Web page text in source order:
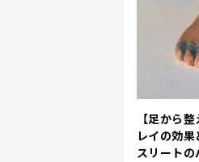
【足から
レイの効
スリート